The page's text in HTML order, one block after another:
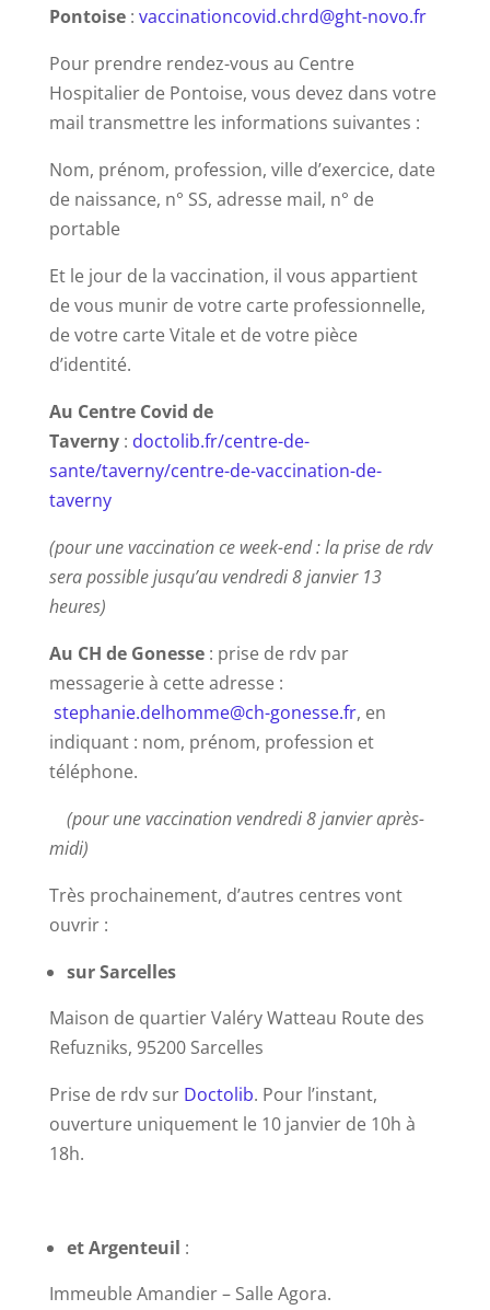
Pontoise: vaccinationcovid.chrd@ght-novo.fr
Pour prendre rendez-vous au Centre
Hospitalier de Pontoise, vous devez dans votre
mail transmettre les informations suivantes :
Nom, prénom, profession, ville d’exercice, date
de naissance, n° SS, adresse mail, n° de
portable
Et le jour de la vaccination, il vous appartient
de vous munir de votre carte professionnelle,
de votre carte Vitale et de votre pièce
d’identité.
Au Centre Covid de
Taverny: doctolib.fr/centre-de-
sante/taverny/centre-de-vaccination-de-
taverny
(pour une vaccination ce week-end : la prise de rdv
sera possible jusqu’au vendredi 8 janvier 13
heures)
Au CH de Gonesse: prise de rdv par
messagerie à cette adresse :
stephanie.delhomme@ch-gonesse.fr, en
indiquant : nom, prénom, profession et
téléphone.
(pour une vaccination vendredi 8 janvier après-
midi)
Très prochainement, d’autres centres vont
ouvrir :
sur Sarcelles
Maison de quartier Valéry Watteau Route des
Refuzniks, 95200 Sarcelles
Prise de rdv sur Doctolib. Pour l’instant,
ouverture uniquement le 10 janvier de 10h à
18h.
et Argenteuil :
Immeuble Amandier – Salle Agora.